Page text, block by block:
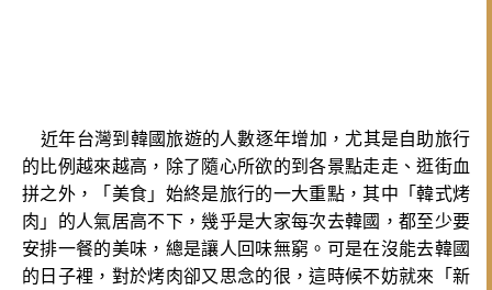
近年台灣到韓國旅遊的人數逐年增加，尤其是自助旅行
的比例越來越高，除了隨心所欲的到各景點走走、逛街血
拼之外，「美食」始終是旅行的一大重點，其中「韓式烤
肉」的人氣居高不下，幾乎是大家每次去韓國，都至少要
安排一餐的美味，總是讓人回味無窮。可是在沒能去韓國
的日子裡，對於烤肉卻又思念的很，這時候不妨就來「新